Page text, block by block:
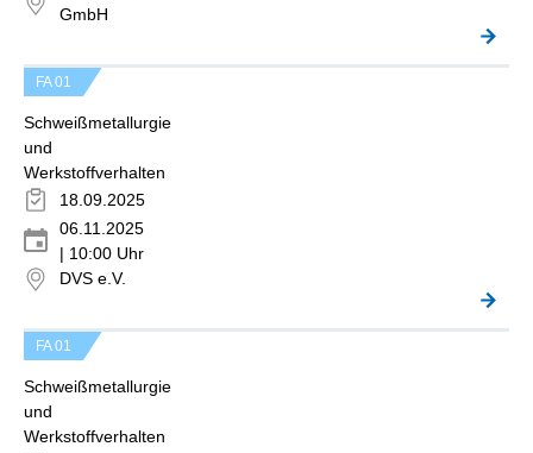
GmbH
FA 01
Schweißmetallurgie
und
Werkstoffverhalten
18.09.2025
06.11.2025
| 10:00 Uhr
DVS e.V.
FA 01
Schweißmetallurgie
und
Werkstoffverhalten